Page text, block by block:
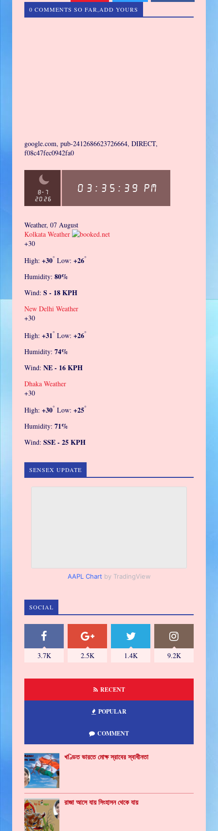
0 COMMENTS SO FAR,ADD YOURS
google.com, pub-2412686623726664, DIRECT,
f08c47fec0942fa0
Weather, 07 August
Kolkata Weather
+30
High: +30° Low: +26°
Humidity: 80%
Wind: S - 18 KPH
New Delhi Weather
+30
High: +31° Low: +26°
Humidity: 74%
Wind: NE - 16 KPH
Dhaka Weather
+30
High: +30° Low: +25°
Humidity: 71%
Wind: SSE - 25 KPH
SENSEX UPDATE
AAPL Chart by TradingView
SOCIAL
3.7K 2.5K 1.4K 9.2K
RECENT
POPULAR
COMMENT
খণ্ডিত ভারতে মোক্ষ স্রাবের স্বাধীনতা
রাজা আসে যায় সিংহাসন থেকে যায়